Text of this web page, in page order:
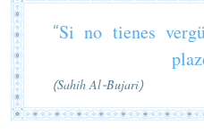
“Si no tienes
(Sahih Al-Bujari)